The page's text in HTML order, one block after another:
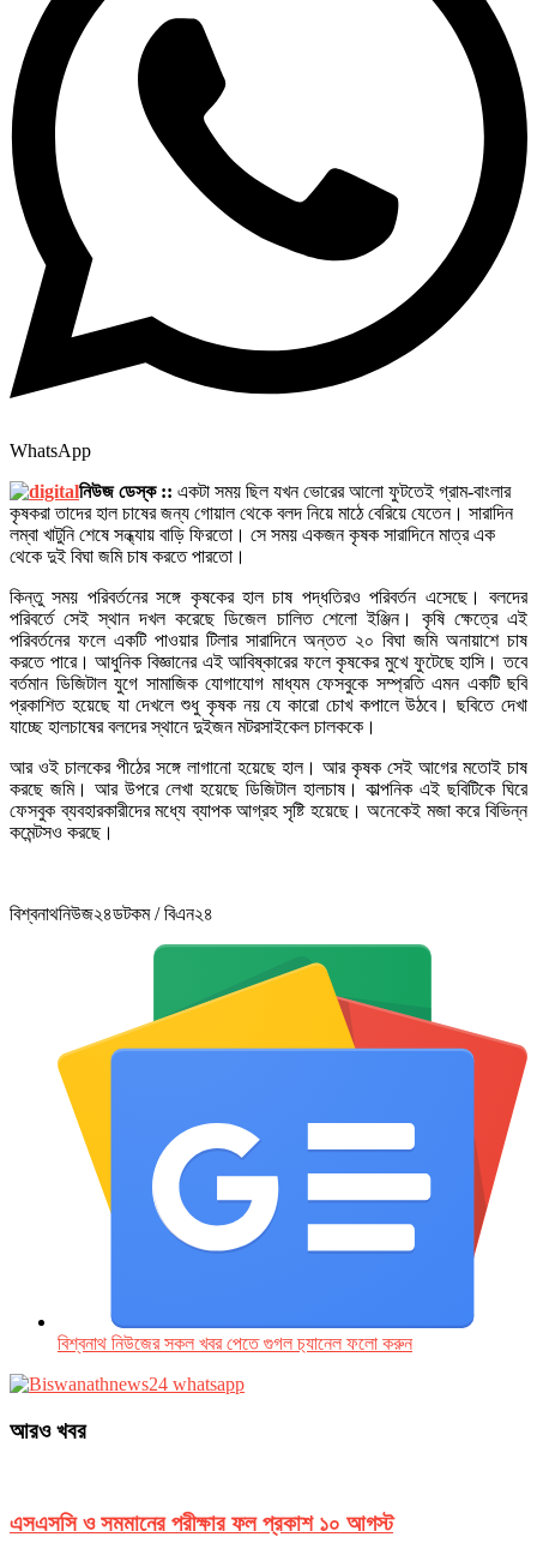
WhatsApp
নিউজ ডেস্ক :: একটা সময় ছিল যখন ভোরের আলো ফুটতেই গ্রাম-বাংলার
কৃষকরা তাদের হাল চাষের জন্য গোয়াল থেকে বলদ নিয়ে মাঠে বেরিয়ে যেতেন। সারাদিন
লম্বা খাটুনি শেষে সন্ধ্যায় বাড়ি ফিরতো। সে সময় একজন কৃষক সারাদিনে মাত্র এক
থেকে দুই বিঘা জমি চাষ করতে পারতো।
কিন্তু সময় পরিবর্তনের সঙ্গে কৃষকের হাল চাষ পদ্ধতিরও পরিবর্তন এসেছে। বলদের
পরিবর্তে সেই স্থান দখল করেছে ডিজেল চালিত শেলো ইঞ্জিন। কৃষি ক্ষেত্রে এই
পরিবর্তনের ফলে একটি পাওয়ার টিলার সারাদিনে অন্তত ২০ বিঘা জমি অনায়াশে চাষ
করতে পারে। আধুনিক বিজ্ঞানের এই আবিষ্কারের ফলে কৃষকের মুখে ফুটেছে হাসি। তবে
বর্তমান ডিজিটাল যুগে সামাজিক যোগাযোগ মাধ্যম ফেসবুকে সম্প্রতি এমন একটি ছবি
প্রকাশিত হয়েছে যা দেখলে শুধু কৃষক নয় যে কারো চোখ কপালে উঠবে। ছবিতে দেখা
যাচ্ছে হালচাষের বলদের স্থানে দুইজন মটরসাইকেল চালককে।
আর ওই চালকের পীঠের সঙ্গে লাগানো হয়েছে হাল। আর কৃষক সেই আগের মতোই চাষ
করছে জমি। আর উপরে লেখা হয়েছে ডিজিটাল হালচাষ। কাল্পনিক এই ছবিটিকে ঘিরে
ফেসবুক ব্যবহারকারীদের মধ্যে ব্যাপক আগ্রহ সৃষ্টি হয়েছে। অনেকেই মজা করে বিভিন্ন
কমেন্টসও করছে।
বিশ্বনাথনিউজ২৪ডটকম / বিএন২৪
বিশ্বনাথ নিউজের সকল খবর পেতে গুগল চ‌্যানেল ফলো করুন
আরও খবর
এসএসসি ও সমমানের পরীক্ষার ফল প্রকাশ ১০ আগস্ট